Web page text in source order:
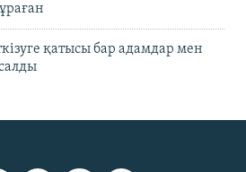
қатысы бар адамдар мен